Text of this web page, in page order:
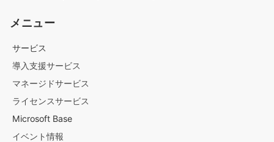
メニュー
サービス
導入支援サービス
マネージドサービス
ライセンスサービス
Microsoft Base
イベント情報